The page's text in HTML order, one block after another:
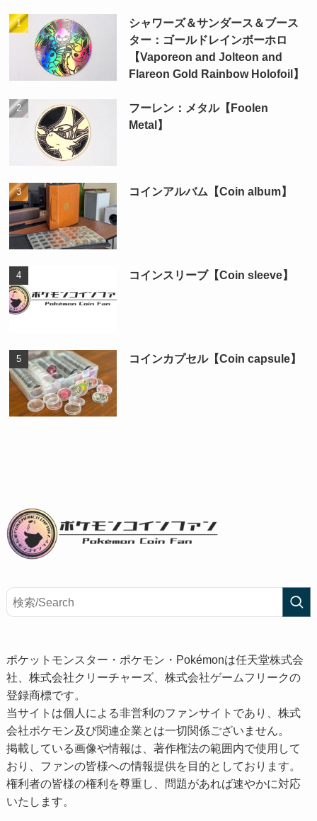
シャワーズ＆サンダース＆ブース
ター：ゴールドレインボーホロ
【Vaporeon and Jolteon and
Flareon Gold Rainbow Holofoil】
フーレン：メタル【Foolen
Metal】
コインアルバム【Coin album】
コインスリーブ【Coin sleeve】
コインカプセル【Coin capsule】
ポケットモンスター・ポケモン・Pokémonは任天堂株式会
社、株式会社クリーチャーズ、株式会社ゲームフリークの
登録商標です。
当サイトは個人による非営利のファンサイトであり、株式
会社ポケモン及び関連企業とは一切関係ございません。
掲載している画像や情報は、著作権法の範囲内で使用して
おり、ファンの皆様への情報提供を目的としております。
権利者の皆様の権利を尊重し、問題があれば速やかに対応
いたします。